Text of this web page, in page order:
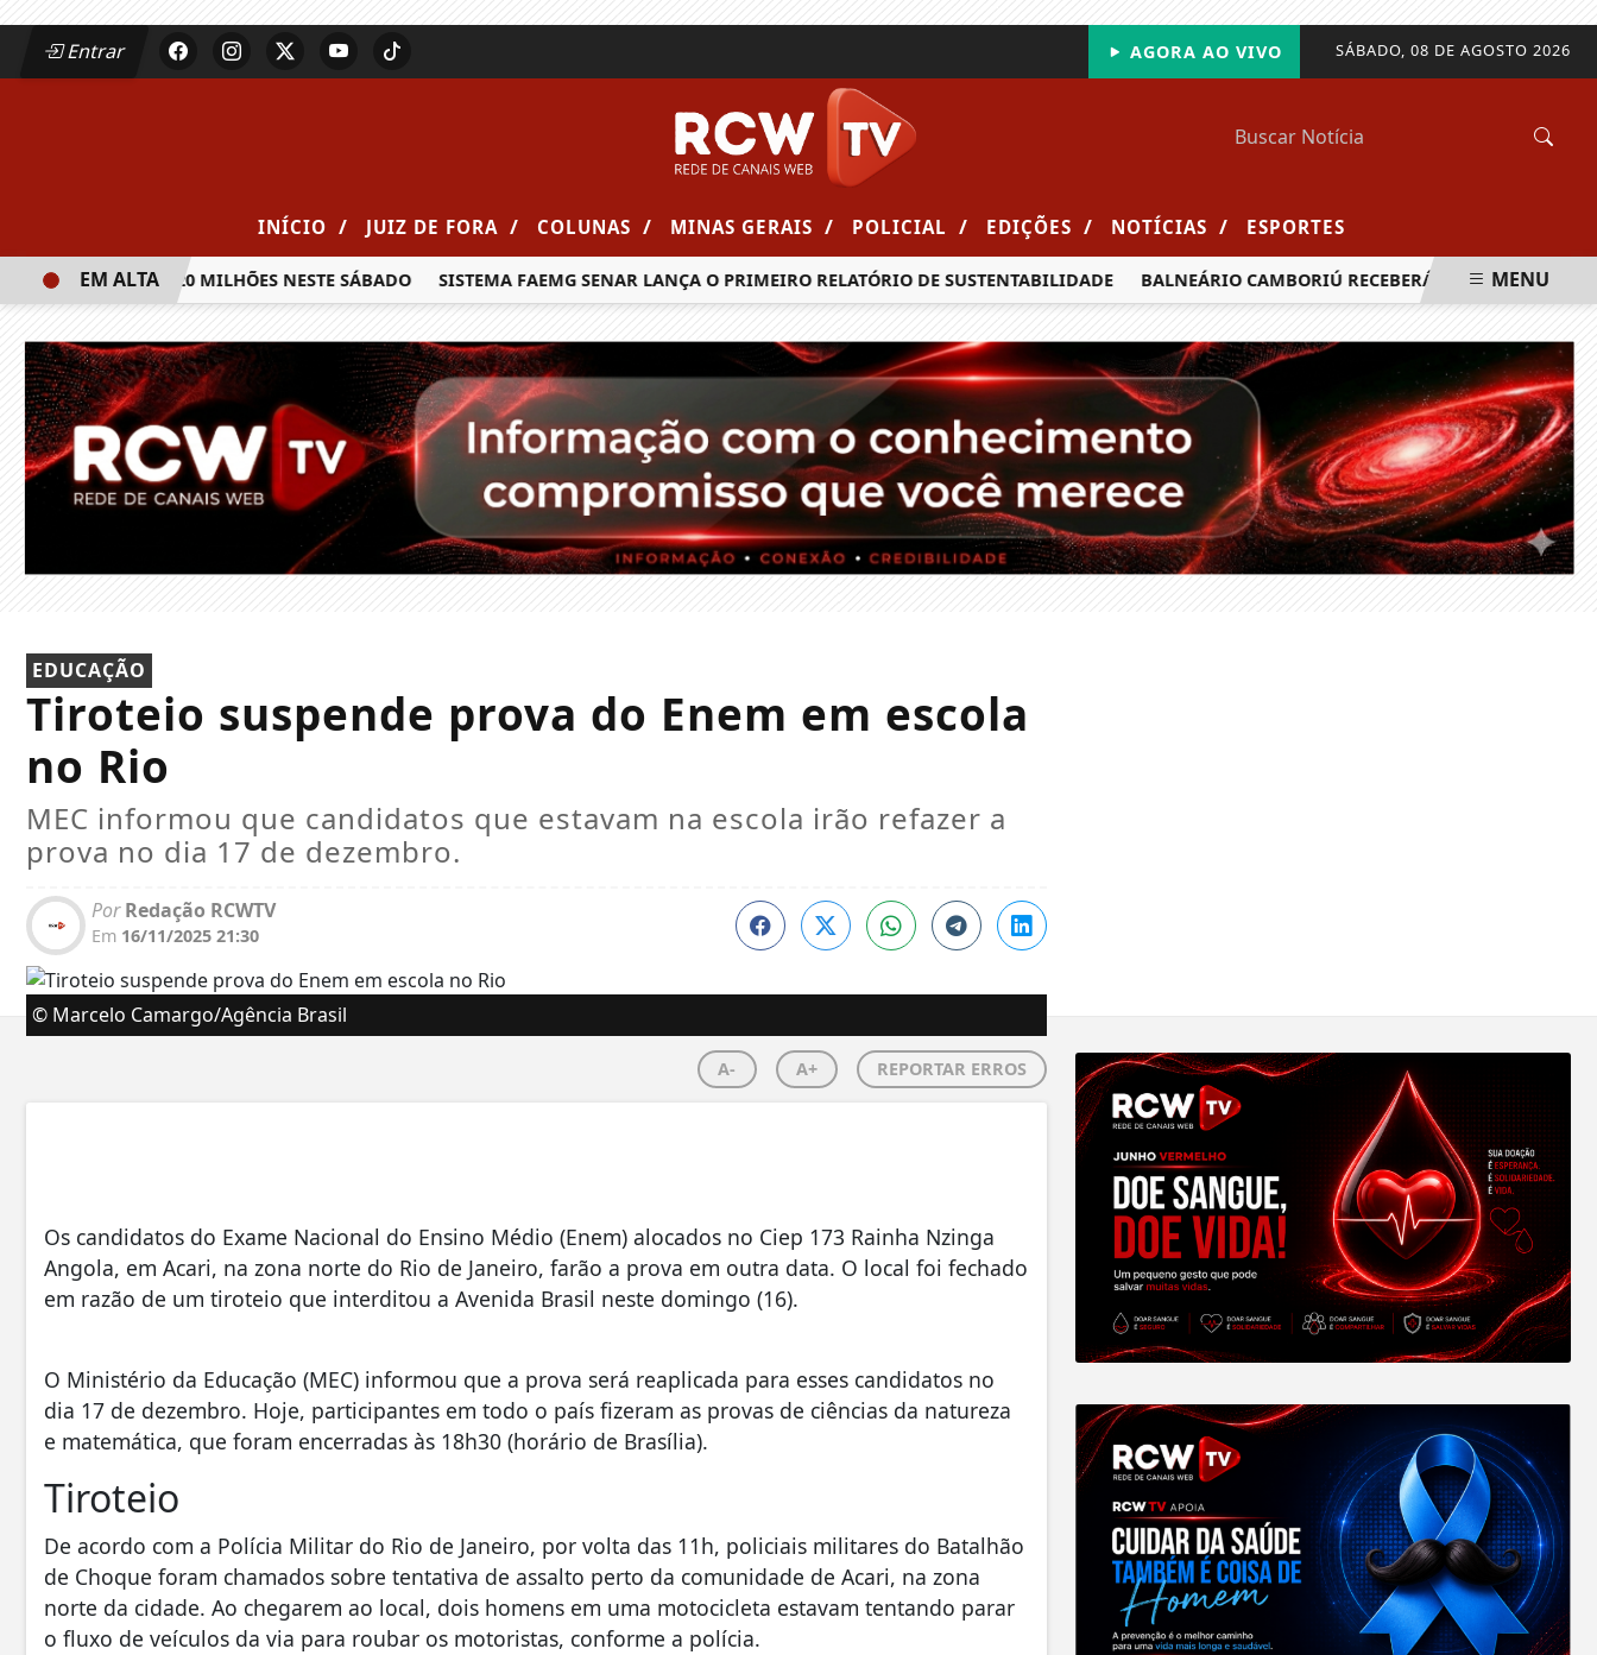
Entrar SÁBADO, 08 DE AGOSTO 2026
AGORA AO VIVO
INÍCIO / JUIZ DE FORA / COLUNAS / MINAS GERAIS / POLICIAL / EDIÇÕES / NOTÍCIAS / ESPORTES
PRÊMIO DE R$ 20 MILHÕES NESTE SÁBADO SISTEMA FAEMG SENAR LANÇA O PRIMEIRO RELATÓRIO DE SUSTENTABILIDADE BALNEÁRIO CAMBORIÚ RECEBERÁ MAIS DE 120
EM ALTA MENU
EDUCAÇÃO
Tiroteio suspende prova do Enem em escola
no Rio
MEC informou que candidatos que estavam na escola irão refazer a
prova no dia 17 de dezembro.
PorRedação RCWTV
Em 16/11/2025 21:30
© Marcelo Camargo/Agência Brasil
A- A+ REPORTAR ERROS
Os candidatos do Exame Nacional do Ensino Médio (Enem) alocados no Ciep 173 Rainha Nzinga
Angola, em Acari, na zona norte do Rio de Janeiro, farão a prova em outra data. O local foi fechado
em razão de um tiroteio que interditou a Avenida Brasil neste domingo (16).
O Ministério da Educação (MEC) informou que a prova será reaplicada para esses candidatos no
dia 17 de dezembro. Hoje, participantes em todo o país fizeram as provas de ciências da natureza
e matemática, que foram encerradas às 18h30 (horário de Brasília).
Tiroteio
De acordo com a Polícia Militar do Rio de Janeiro, por volta das 11h, policiais militares do Batalhão
de Choque foram chamados sobre tentativa de assalto perto da comunidade de Acari, na zona
norte da cidade. Ao chegarem ao local, dois homens em uma motocicleta estavam tentando parar
o fluxo de veículos da via para roubar os motoristas, conforme a polícia.